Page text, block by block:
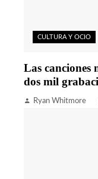
CULTURA Y OCIO
Las canciones
dos mil
Ryan Whitmore